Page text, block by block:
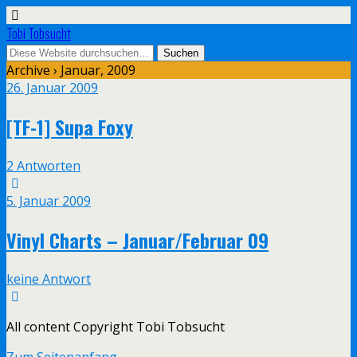
Tobi Tobsucht
Archive › Januar, 2009
26. Januar 2009
[TF-1] Supa Foxy
2 Antworten
5. Januar 2009
Vinyl Charts – Januar/Februar 09
keine Antwort
All content Copyright Tobi Tobsucht